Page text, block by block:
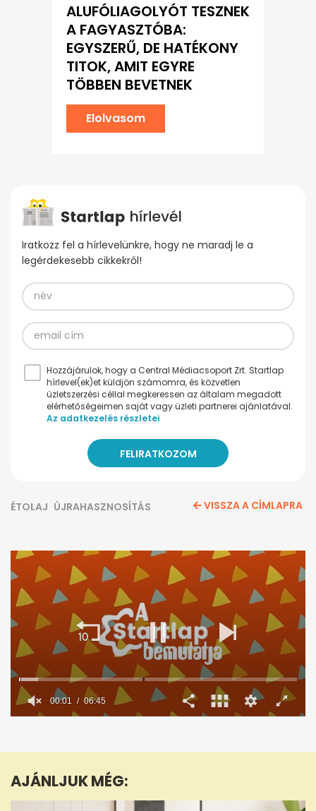
ALUFÓLIAGOLYÓT TESZNEK
A FAGYASZTÓBA:
EGYSZERŰ, DE HATÉKONY
TITOK, AMIT EGYRE
TÖBBEN BEVETNEK
Elolvasom
Iratkozz fel a hírlevelünkre, hogy ne maradj le a
legérdekesebb cikkekről!
Hozzájárulok, hogy a Central Médiacsoport Zrt. Startlap
hírlevel(ek)et küldjön számomra, és közvetlen
üzletszerzési céllal megkeressen az általam megadott
elérhetőségeimen saját vagy üzleti partnerei ajánlatával.
Az adatkezelés részletei
ÉTOLAJ ÚJRAHASZNOSÍTÁS VISSZA A CÍMLAPRA
6
45
seconds
AJÁNLJUK MÉG: